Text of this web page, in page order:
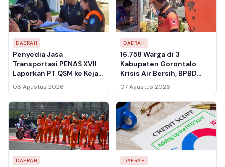
DAERAH
Penyedia Jasa
Transportasi PENAS XVII
Laporkan PT QSM ke Kejati
Gorontalo, Tagihan Rp
400 Juta Lebih Belum
Dibayar
08 Agustus 2026
DAERAH
16.758 Warga di 3
Kabupaten Gorontalo
Krisis Air Bersih, BPBD
Tetapkan Status Siaga
Darurat Kekeringan
07 Agustus 2026
DAERAH DAERAH